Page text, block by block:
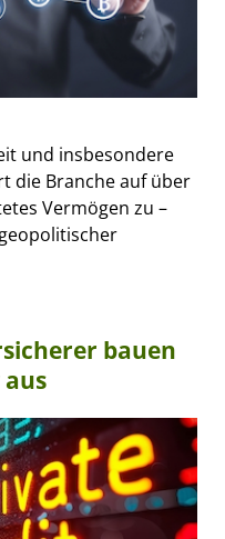
und insbesondere
die Branche auf über
Vermögen zu –
bauen